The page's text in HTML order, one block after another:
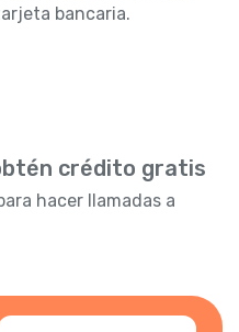
bancaria.
crédito gratis
hacer llamadas a